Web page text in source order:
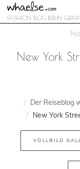
FASHION BLOG BERLIN
New York
Der Reiseblog
New York
VOLLBILD